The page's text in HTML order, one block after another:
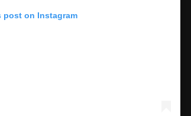
post on Instagram